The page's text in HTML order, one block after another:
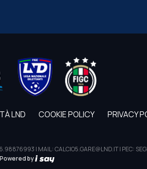
LND COOKIE POLICY PRIVACY
| MAIL: CALCIO5.GARE@LND.IT | PEC:
Powered by